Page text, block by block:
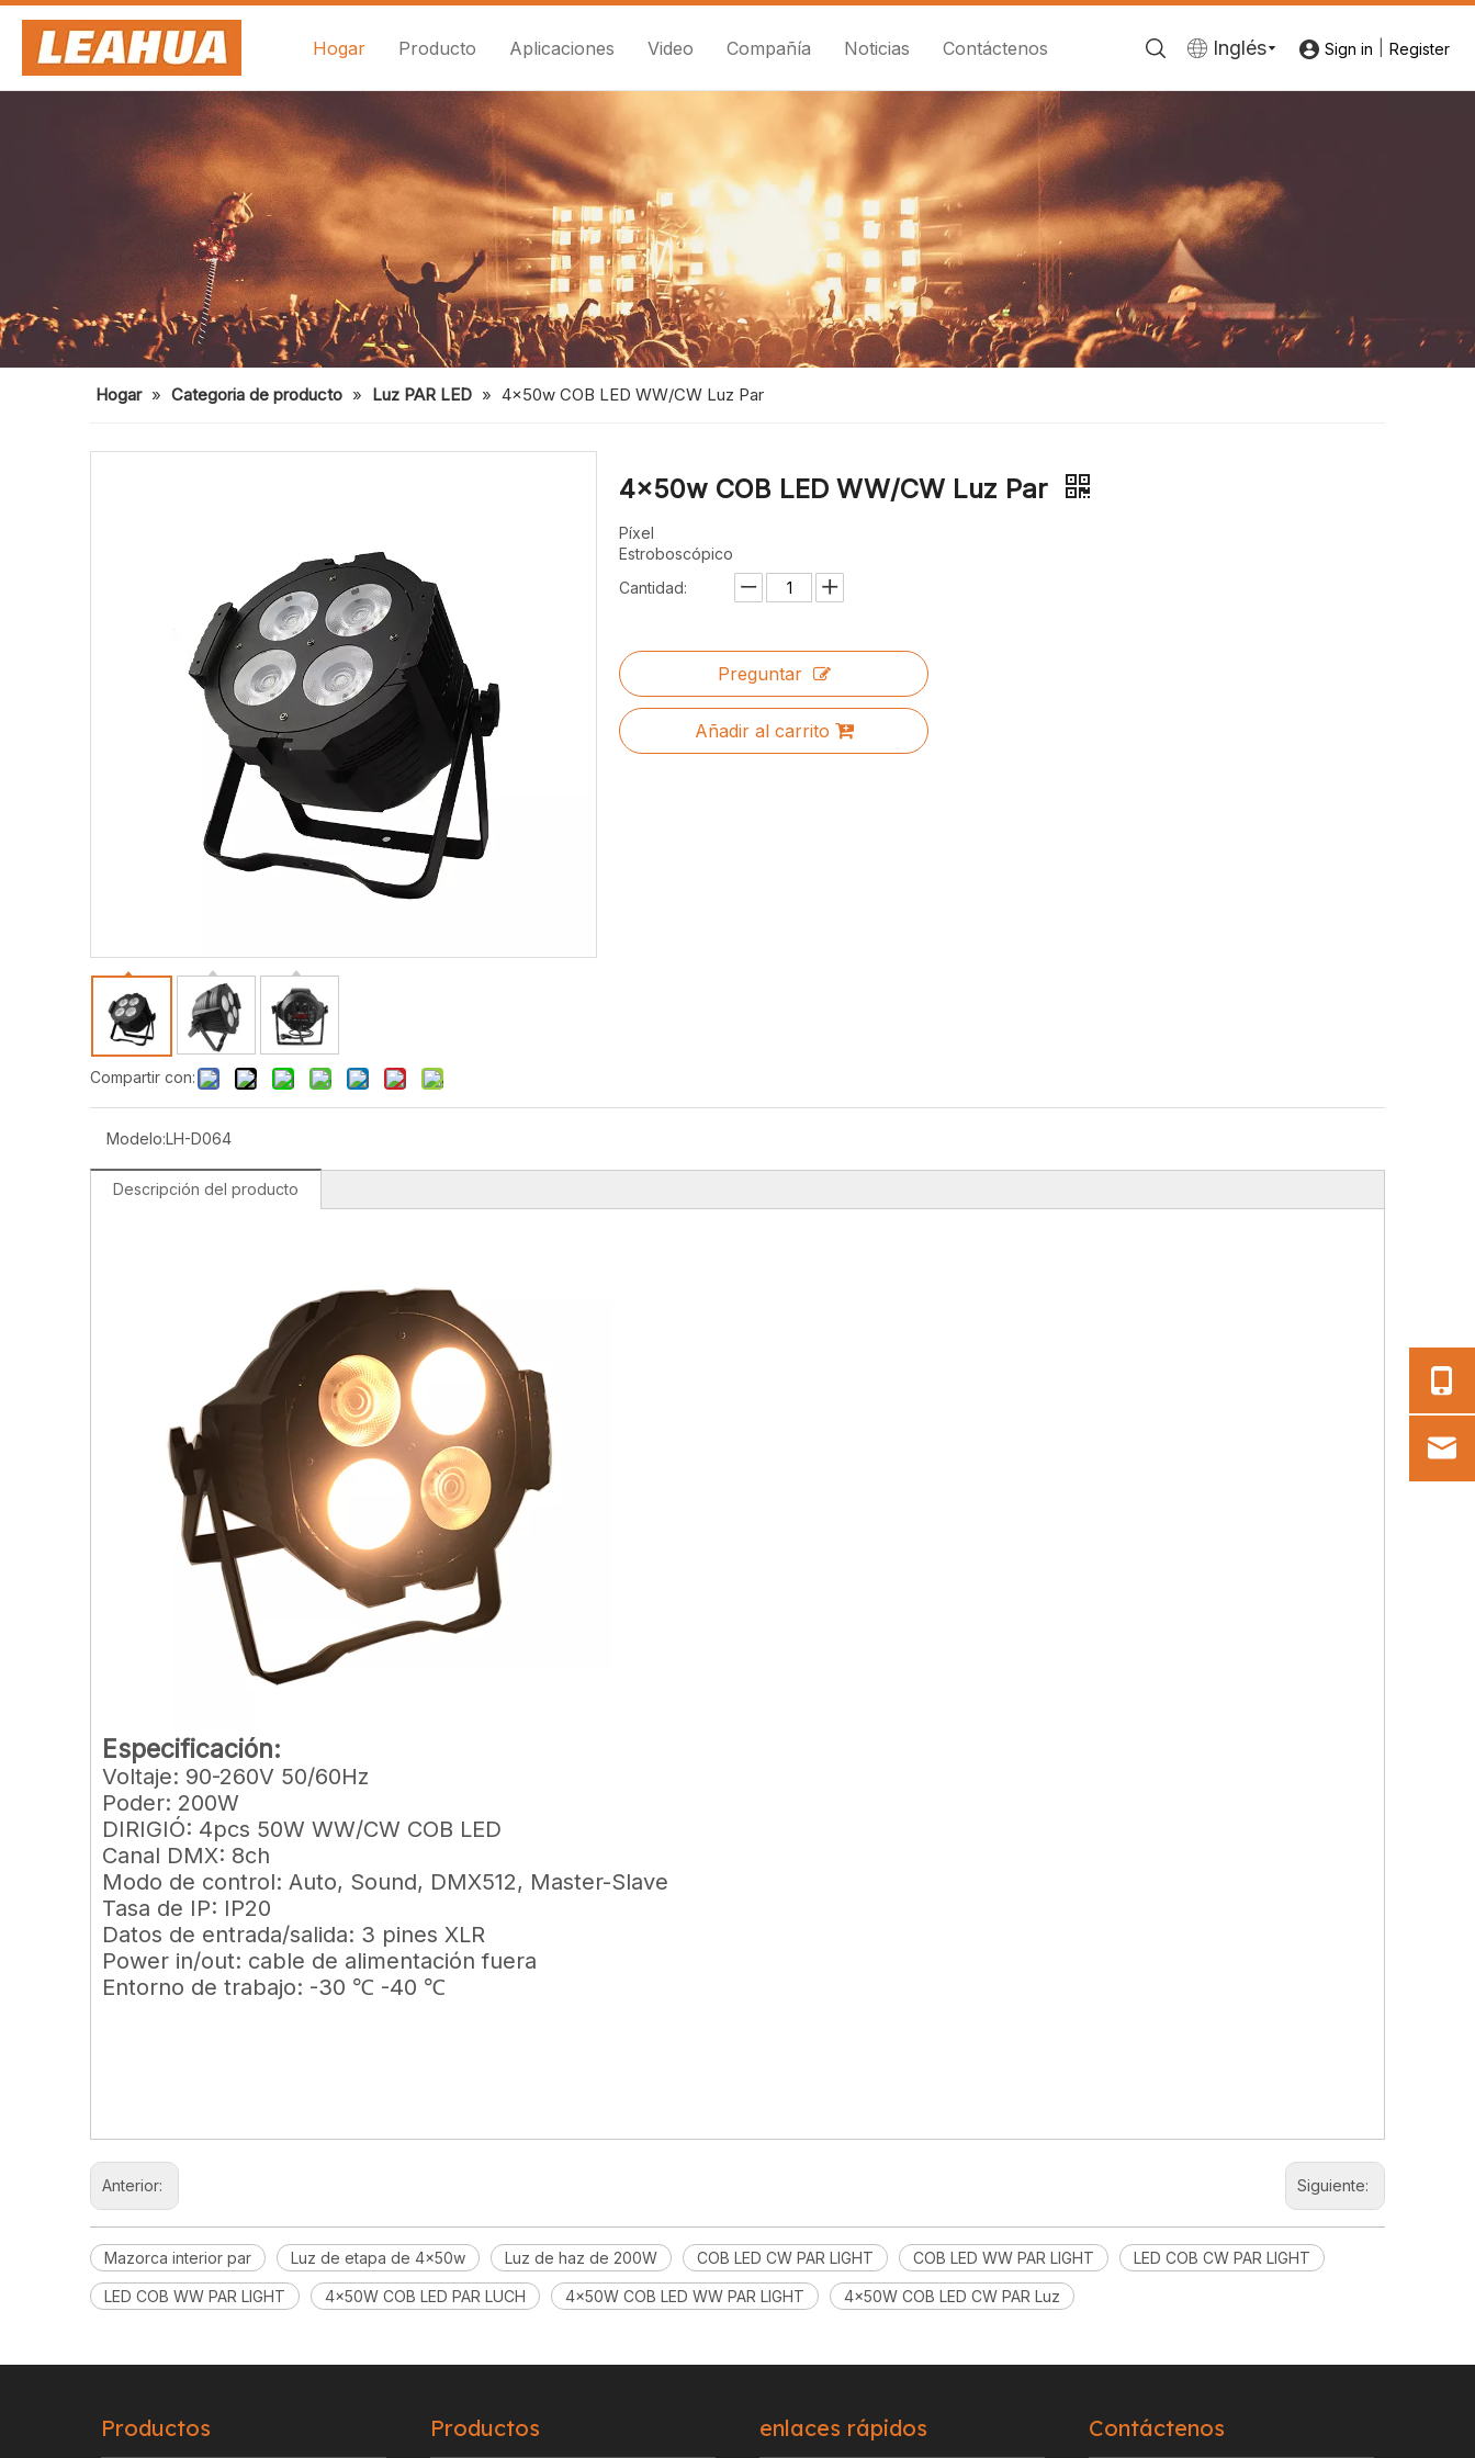
Hogar Producto Aplicaciones Video Compañía Noticias Contáctenos Inglés Sign in Register
Hogar » Categoria de producto » Luz PAR LED » 4x50w COB LED WW/CW Luz Par
Compartir con:
4x50w COB LED WW/CW Luz Par
Píxel
Estroboscópico
Cantidad:
Preguntar
Añadir al carrito
Modelo:LH-D064
Descripción del producto
Especificación:
Voltaje: 90-260V 50/60Hz
Poder: 200W
DIRIGIÓ: 4pcs 50W WW/CW COB LED
Canal DMX: 8ch
Modo de control: Auto, Sound, DMX512, Master-Slave
Tasa de IP: IP20
Datos de entrada/salida: 3 pines XLR
Power in/out: cable de alimentación fuera
Entorno de trabajo: -30 ℃ -40 ℃
Anterior: Siguiente:
Mazorca interior par Luz de etapa de 4x50w Luz de haz de 200W COB LED CW PAR LIGHT COB LED WW PAR LIGHT LED COB CW PAR LIGHT
LED COB WW PAR LIGHT 4x50W COB LED PAR LUCH 4x50W COB LED WW PAR LIGHT 4x50W COB LED CW PAR Luz
Productos Productos enlaces rápidos Contáctenos